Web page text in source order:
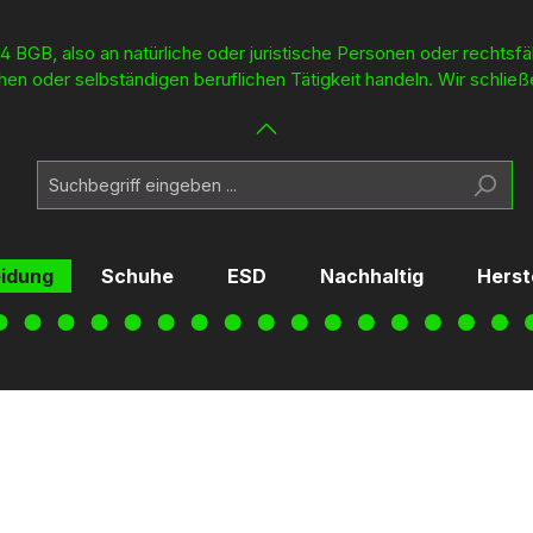
BGB, also an natürliche oder juristische Personen oder
oder selbständigen beruflichen Tätigkeit handeln. Wir
Schuhe ESD Nachhaltig